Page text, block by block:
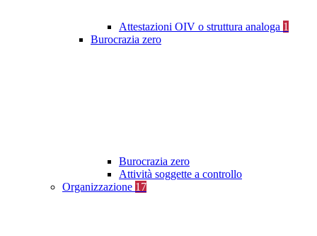
Attestazioni OIV o struttura analoga 1
Burocrazia zero
Burocrazia zero
Attività soggette a controllo
Organizzazione 17